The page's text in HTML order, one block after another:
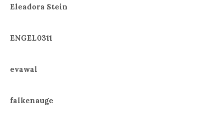
Eleadora Stein
ENGEL0311
evawal
falkenauge